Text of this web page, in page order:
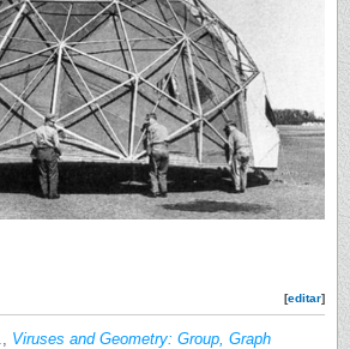
[editar]
Viruses and Geometry: Group, Graph